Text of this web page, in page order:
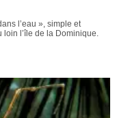
l’eau », simple et
l’île de la Dominique.